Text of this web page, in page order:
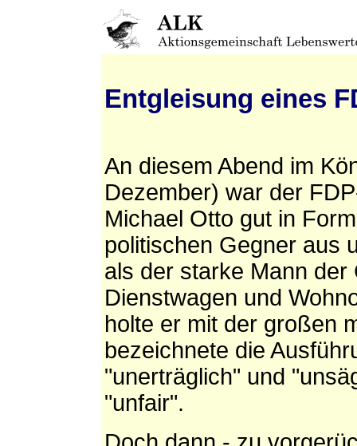
Entgleisung eines
An diesem Abend im
Dezember) war der
Michael Otto gut in
politischen Gegner aus
als der starke Mann der
Dienstwagen und
holte er mit der großen
bezeichnete die
"unerträglich" und
"unfair".